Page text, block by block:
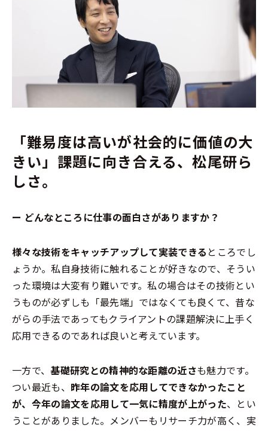
「難易度は高いが社会的に価値の大
きい」課題に向き合える、松尾研ら
しさ。
ー どんなところに仕事の面白さがありますか？
様々な技術をキャッチアップして実装できる ところでし
ょうか。私自身技術に触れることが好きなので、そうい
った環境は大変有り難いです。私の場合はその技術とい
うものが必ずしも「最先端」ではなくても良くて、昔な
がらの手法であってもクライアントの課題解決に上手く
応用できるのであれば良いと考えています。
一方で、基礎研究との精神的な距離の近さも魅力です。
つい最近も、 昨年の論文を応用してできなかったこと
が、今年の論文を応用して一気に精度が上がった、とい
うことがありました。メンバーもリサーチ力が高く、実